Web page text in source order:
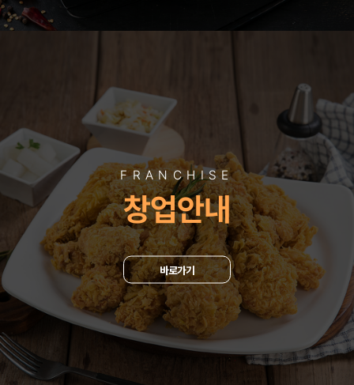
FRANCHISE
창업안내
바로가기